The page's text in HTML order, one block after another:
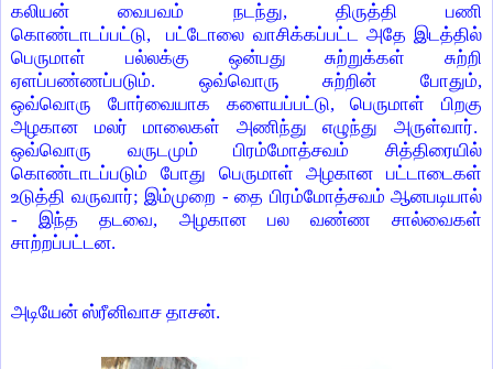
கலியன் வைபவம் நடந்து, திருத்தி பணி
கொண்டாடப்பட்டு,பட்டோலை வாசிக்கப்பட்ட அதே இடத்தில்
பெருமாள் பல்லக்கு ஒன்பது சுற்றுக்கள்
சுற்றி
ஏளப்பண்ணப்படும். ஒவ்வொரு சுற்றின் போதும்,
ஒவ்வொரு
போர்வையாக களையப்பட்டு,பெருமாள் பிறகு
அழகான மலர் மாலைகள் அணிந்து எழுந்து அருள்வார்.
ஒவ்வொரு வருடமும் பிரம்மோத்சவம் சித்திரையில்
கொண்டாடப்படும் போது பெருமாள் அழகான பட்டாடைகள்
உடுத்தி வருவார்; இம்முறை - தை பிரம்மோத்சவம் ஆனபடியால்
- இந்த தடவை, அழகான பல வண்ண சால்வைகள்
சாற்றப்பட்டன.
அடியேன் ஸ்ரீனிவாச தாசன்.